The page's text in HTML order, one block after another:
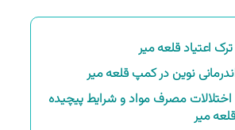
اعتیاد قلعه میر
نوین در کمپ قلعه میر
اختلالات مصرف مواد و شرایط پیچیده
میر